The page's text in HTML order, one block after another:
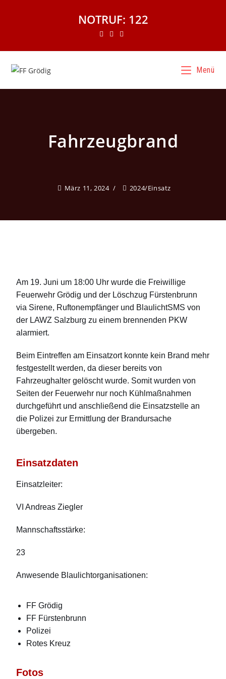
NOTRUF: 122
Menü
Fahrzeugbrand
März 11, 2024 2024/Einsatz
Am 19. Juni um 18:00 Uhr wurde die Freiwillige
Feuerwehr Grödig und der Löschzug Fürstenbrunn
via Sirene, Ruftonempfänger und BlaulichtSMS von
der LAWZ Salzburg zu einem brennenden PKW
alarmiert.
Beim Eintreffen am Einsatzort konnte kein Brand mehr
festgestellt werden, da dieser bereits von
Fahrzeughalter gelöscht wurde. Somit wurden von
Seiten der Feuerwehr nur noch Kühlmaßnahmen
durchgeführt und anschließend die Einsatzstelle an
die Polizei zur Ermittlung der Brandursache
übergeben.
Einsatzdaten
Einsatzleiter:
VI Andreas Ziegler
Mannschaftsstärke:
23
Anwesende Blaulichtorganisationen:
FF Grödig
FF Fürstenbrunn
Polizei
Rotes Kreuz
Fotos